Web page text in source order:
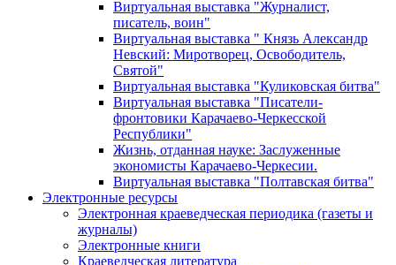
Виртуальная выставка "Журналист,
писатель, воин"
Виртуальная выставка " Князь Александр
Невский: Миротворец, Освободитель,
Святой"
Виртуальная выставка "Куликовская битва"
Виртуальная выставка "Писатели-
фронтовики Карачаево-Черкесской
Республики"
Жизнь, отданная науке: Заслуженные
экономисты Карачаево-Черкесии.
Виртуальная выставка "Полтавская битва"
Электронные ресурсы
Электронная краеведческая периодика (газеты и
журналы)
Электронные книги
Краеведческая литература